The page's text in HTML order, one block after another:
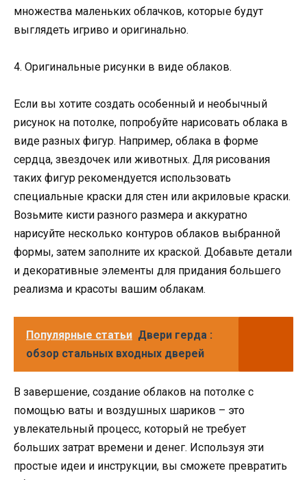
множества маленьких облачков, которые будут
выглядеть игриво и оригинально.
4. Оригинальные рисунки в виде облаков.
Если вы хотите создать особенный и необычный
рисунок на потолке, попробуйте нарисовать облака в
виде разных фигур. Например, облака в форме
сердца, звездочек или животных. Для рисования
таких фигур рекомендуется использовать
специальные краски для стен или акриловые краски.
Возьмите кисти разного размера и аккуратно
нарисуйте несколько контуров облаков выбранной
формы, затем заполните их краской. Добавьте детали
и декоративные элементы для придания большего
реализма и красоты вашим облакам.
Популярные статьи Двери герда :
обзор стальных входных дверей
В завершение, создание облаков на потолке с
помощью ваты и воздушных шариков – это
увлекательный процесс, который не требует
больших затрат времени и денег. Используя эти
простые идеи и инструкции, вы сможете превратить